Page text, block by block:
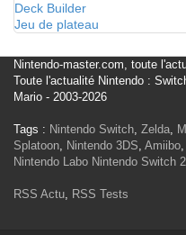
Deck Builder
Jeu de plateau
Nintendo-master.com, toute
Toute l'actualité Nintendo :
Mario - 2003-2026
Tags : Nintendo Switch, Zelda,
Splatoon, Nintendo 3DS, Amiibo,
Nintendo Labo Nintendo Switch 2
RSS Actu, RSS Tests